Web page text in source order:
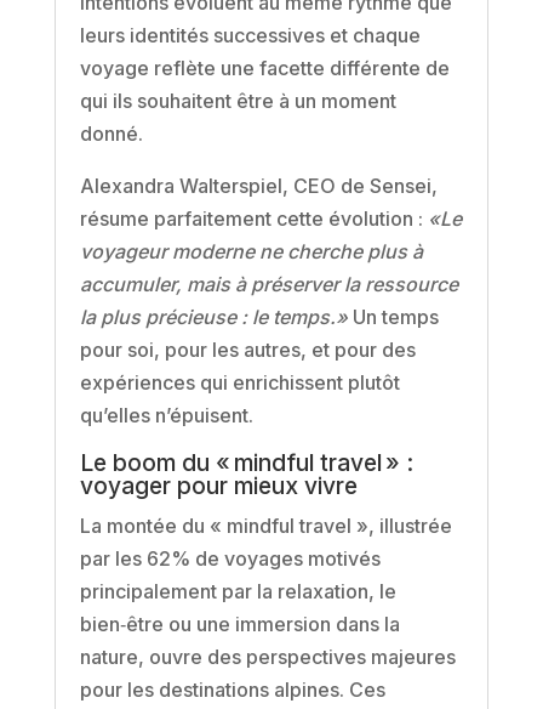
leurs identités successives et chaque
voyage reflète une facette différente de
qui ils souhaitent être à un moment
donné.
Alexandra Walterspiel, CEO de Sensei,
résume parfaitement cette évolution : «Le
voyageur moderne ne cherche plus à
accumuler, mais à préserver la ressource
la plus précieuse : le temps.» Un temps
pour soi, pour les autres, et pour des
expériences qui enrichissent plutôt
qu’elles n’épuisent.
Le boom du « mindful travel » :
voyager pour mieux vivre
La montée du « mindful travel », illustrée
par les 62% de voyages motivés
principalement par la relaxation, le
bien‑être ou une immersion dans la
nature, ouvre des perspectives majeures
pour les destinations alpines. Ces